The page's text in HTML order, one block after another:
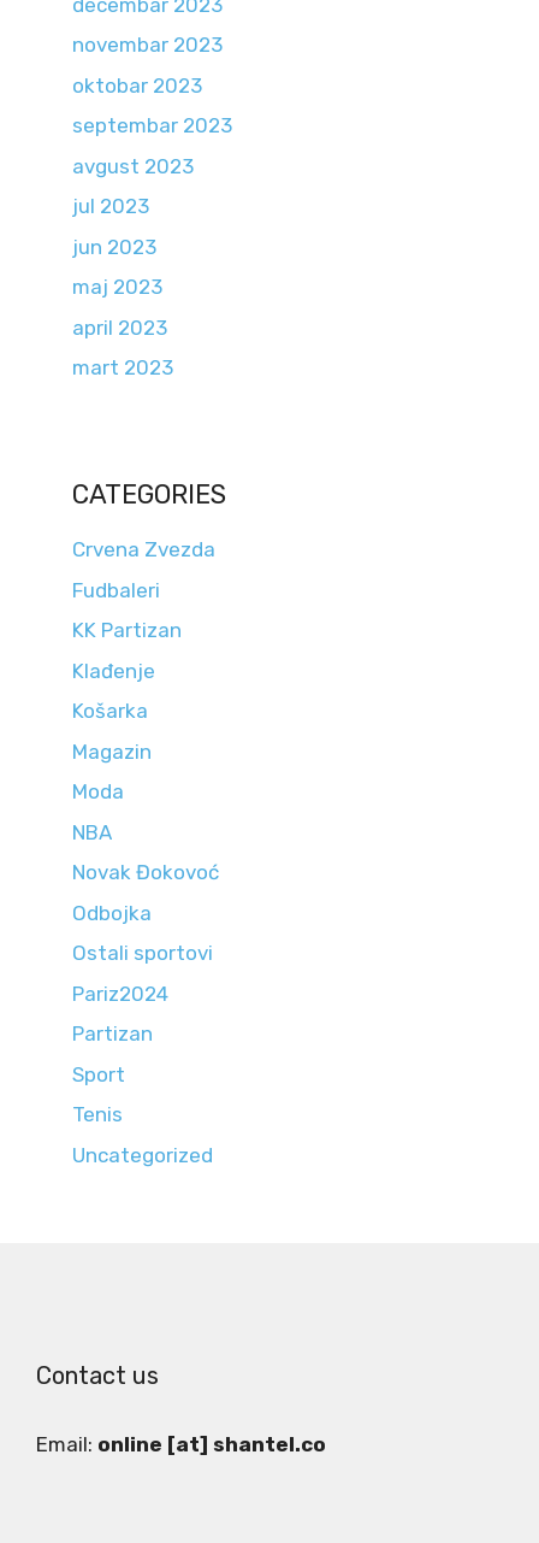
novembar 2023
oktobar 2023
septembar 2023
avgust 2023
jul 2023
jun 2023
maj 2023
april 2023
mart 2023
CATEGORIES
Crvena Zvezda
Fudbaleri
KK Partizan
Klađenje
Košarka
Magazin
Moda
NBA
Novak Đokovoć
Odbojka
Ostali sportovi
Pariz2024
Partizan
Sport
Tenis
Uncategorized
Contact us
Email: online [at] shantel.co